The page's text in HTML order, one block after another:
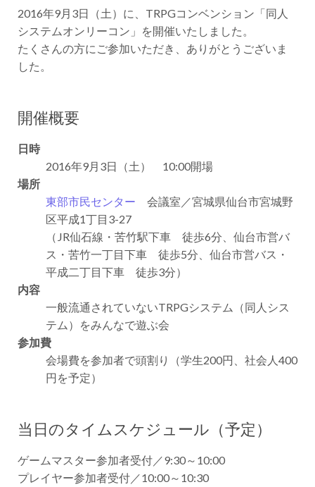
2016年9月3日（土）に、TRPGコンベンション「同人
システムオンリーコン」を開催いたしました。
たくさんの方にご参加いただき、ありがとうございま
した。
開催概要
日時
2016年9月3日（土） 10:00開場
場所
東部市民センター 会議室／宮城県仙台市宮城野
区平成1丁目3-27
（JR仙石線・苦竹駅下車 徒歩6分、仙台市営バ
ス・苦竹一丁目下車 徒歩5分、仙台市営バス・
平成二丁目下車 徒歩3分）
内容
一般流通されていないTRPGシステム（同人シス
テム）をみんなで遊ぶ会
参加費
会場費を参加者で頭割り（学生200円、社会人400
円を予定）
当日のタイムスケジュール（予定）
ゲームマスター参加者受付／9:30～10:00
プレイヤー参加者受付／10:00～10:30